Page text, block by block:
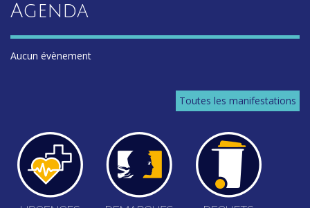
Agenda
Aucun évènement
Toutes les manifestations